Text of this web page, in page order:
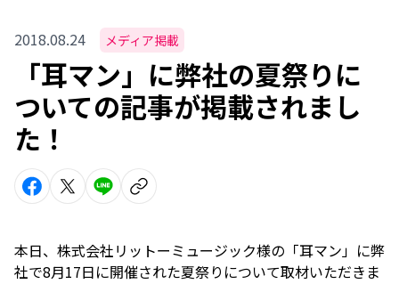
2018.08.24 メディア掲載
「耳マン」に弊社の夏祭りに
ついての記事が掲載されまし
た！
本日、株式会社リットーミュージック様の「耳マン」に弊
社で8月17日に開催された夏祭りについて取材いただきま